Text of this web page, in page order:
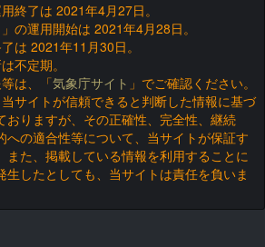
終了は 2021年4月27日。
の運用開始は 2021年4月28日。
は 2021年11月30日。
不定期。
は、「気象庁サイト 」でご確認ください。
サイトが信頼できると判断した情報に基づ
おりますが、その正確性、完全性、継続
への適合性等について、当サイトが保証す
また、掲載している情報を利用することに
生したとしても、当サイトは責任を負いま